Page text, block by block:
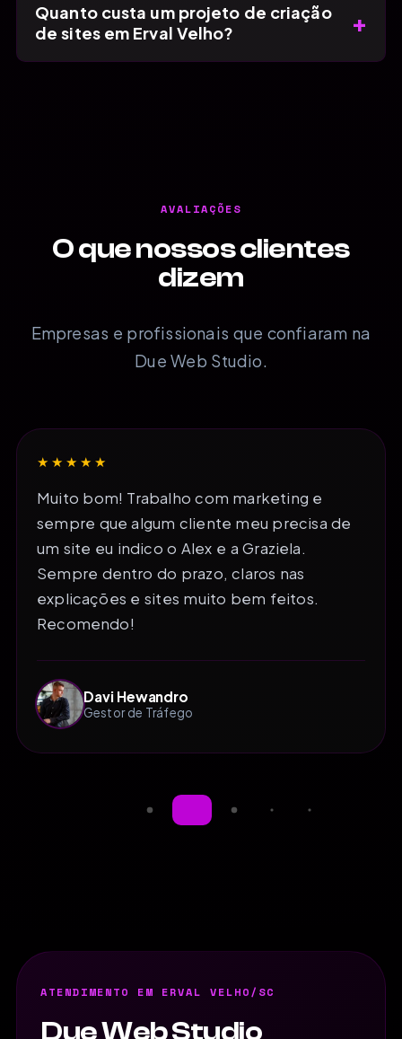
Quanto custa um projeto de criação
de sites em Erval Velho?
+
AVALIAÇÕES
O que nossos clientes
dizem
Empresas e profissionais que confiaram na
Due Web Studio.
★★★★★
Muito bom! Trabalho com marketing e
sempre que algum cliente meu precisa de
um site eu indico o Alex e a Graziela.
Sempre dentro do prazo, claros nas
explicações e sites muito bem feitos.
Recomendo!
Davi Hewandro
Gestor de Tráfego
ATENDIMENTO EM ERVAL VELHO/SC
Due Web Studio